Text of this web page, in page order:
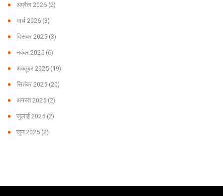
अप्रैल 2026 (2)
मार्च 2026 (3)
दिसंबर 2025 (3)
नवंबर 2025 (6)
अक्तूबर 2025 (19)
सितंबर 2025 (20)
अगस्त 2025 (2)
जुलाई 2025 (2)
जून 2025 (2)